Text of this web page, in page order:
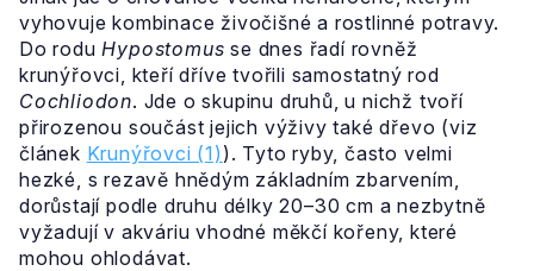
vyhovuje kombinace živočišné a rostlinné potravy.
Do roduHypostomus se dnes řadí rovněž
krunýřovci, kteří dříve tvořili samostatný rod
Cochliodon. Jde o skupinu druhů, u nichž tvoří
přirozenou součást jejich výživy také dřevo (viz
článek Krunýřovci (1) ). Tyto ryby, často velmi
hezké, s rezavě hnědým základním zbarvením,
dorůstají podle druhu délky 20–30 cm a nezbytně
vyžadují v akváriu vhodné měkčí kořeny, které
mohou ohlodávat.